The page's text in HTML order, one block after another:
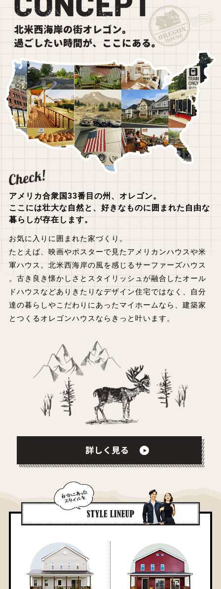
アメリカ合衆国33番目の州、オレゴン。
ここには壮大な自然と、好きなものに囲まれた 自由な
暮らしが存在します。
お気に入りに囲まれた家づくり。
たとえば、映画やポスターで見たアメリカンハウスや米
軍ハウス 。 北米西海岸の風を感じるサーファーズハウス
。 古き良き懐かしさとスタイリッシュが融合したオール
ドハウスなどありきたりなデザイン住宅ではなく、自分
達の暮らしやこだわりにあったマイホームなら、 建築家
とつくるオレゴンハウスならきっと叶います。